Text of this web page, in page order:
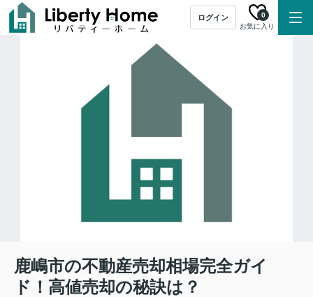
ログイン
お気に入り
0
鹿嶋市の不動産売却相場完全ガイ
ド！高値売却の秘訣は？